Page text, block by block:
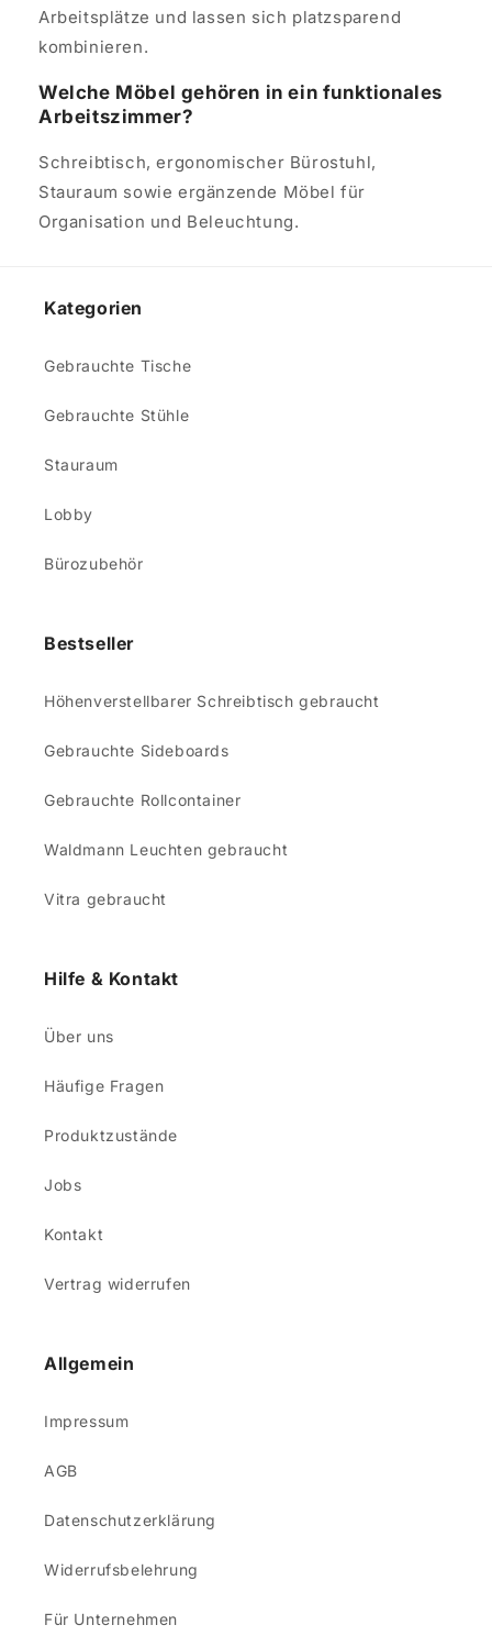
Arbeitsplätze und lassen sich platzsparend
kombinieren.
Welche Möbel gehören in ein funktionales
Arbeitszimmer?
Schreibtisch, ergonomischer Bürostuhl,
Stauraum sowie ergänzende Möbel für
Organisation und Beleuchtung.
Kategorien
Gebrauchte Tische
Gebrauchte Stühle
Stauraum
Lobby
Bürozubehör
Bestseller
Höhenverstellbarer Schreibtisch gebraucht
Gebrauchte Sideboards
Gebrauchte Rollcontainer
Waldmann Leuchten gebraucht
Vitra gebraucht
Hilfe & Kontakt
Über uns
Häufige Fragen
Produktzustände
Jobs
Kontakt
Vertrag widerrufen
Allgemein
Impressum
AGB
Datenschutzerklärung
Widerrufsbelehrung
Für Unternehmen